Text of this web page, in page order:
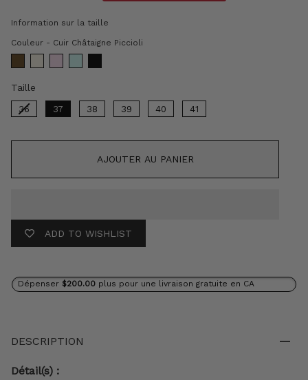
Information sur la taille
Couleur - Cuir Châtaigne Piccioli
Taille
36 37 38 39 40 41
AJOUTER AU PANIER
ADD TO WISHLIST
Dépenser $200.00 plus pour une livraison gratuite en CA
DESCRIPTION
Détail(s) :